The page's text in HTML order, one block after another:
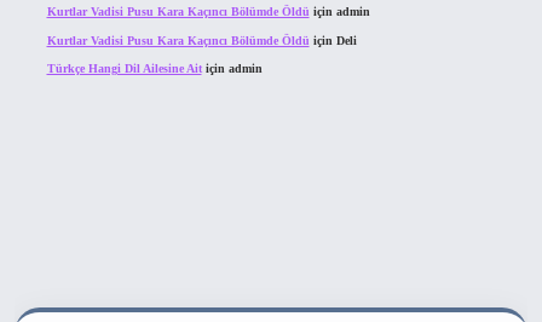
Kurtlar Vadisi Pusu Kara Kaçıncı Bölümde Öldü için admin
Kurtlar Vadisi Pusu Kara Kaçıncı Bölümde Öldü için Deli
Türkçe Hangi Dil Ailesine Aitiçin admin